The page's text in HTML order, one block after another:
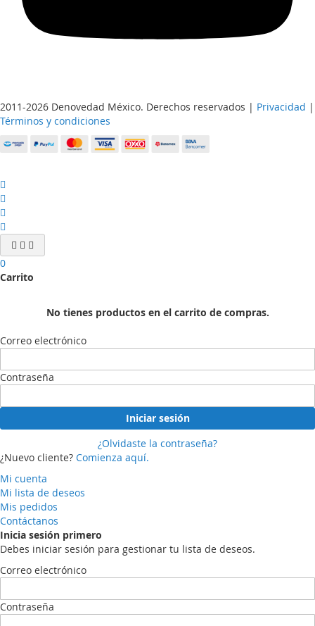
2011-2026 Denovedad México. Derechos reservados | Privacidad |
Términos y condiciones
0
Carrito
No tienes productos en el carrito de compras.
Correo electrónico
Contraseña
Iniciar sesión
¿Olvidaste la contraseña?
¿Nuevo cliente? Comienza aquí.
Mi cuenta
Mi lista de deseos
Mis pedidos
Contáctanos
Inicia sesión primero
Debes iniciar sesión para gestionar tu lista de deseos.
Correo electrónico
Contraseña